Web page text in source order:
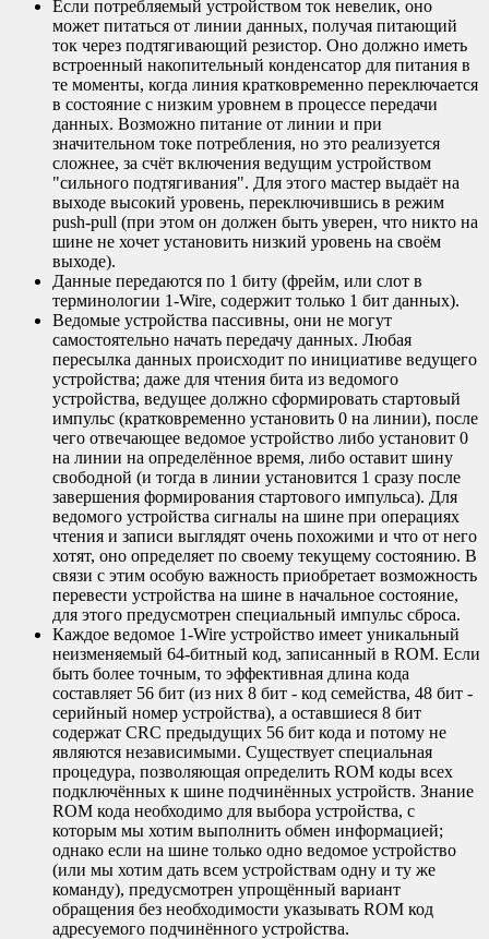
Если потребляемый устройством ток невелик, оно
может питаться от линии данных, получая питающий
ток через подтягивающий резистор. Оно должно иметь
встроенный накопительный конденсатор для питания в
те моменты, когда линия кратковременно переключается
в состояние с низким уровнем в процессе передачи
данных. Возможно питание от линии и при
значительном токе потребления, но это реализуется
сложнее, за счёт включения ведущим устройством
"сильного подтягивания". Для этого мастер выдаёт на
выходе высокий уровень, переключившись в режим
push-pull (при этом он должен быть уверен, что никто на
шине не хочет установить низкий уровень на своём
выходе).
Данные передаются по 1 биту (фрейм, или слот в
терминологии 1-Wire, содержит только 1 бит данных).
Ведомые устройства пассивны, они не могут
самостоятельно начать передачу данных. Любая
пересылка данных происходит по инициативе ведущего
устройства; даже для чтения бита из ведомого
устройства, ведущее должно сформировать стартовый
импульс (кратковременно установить 0 на линии), после
чего отвечающее ведомое устройство либо установит 0
на линии на определённое время, либо оставит шину
свободной (и тогда в линии установится 1 сразу после
завершения формирования стартового импульса). Для
ведомого устройства сигналы на шине при операциях
чтения и записи выглядят очень похожими и что от него
хотят, оно определяет по своему текущему состоянию. В
связи с этим особую важность приобретает возможность
перевести устройства на шине в начальное состояние,
для этого предусмотрен специальный импульс сброса.
Каждое ведомое 1-Wire устройство имеет уникальный
неизменяемый 64-битный код, записанный в ROM. Если
быть более точным, то эффективная длина кода
составляет 56 бит (из них 8 бит - код семейства, 48 бит -
серийный номер устройства), а оставшиеся 8 бит
содержат CRC предыдущих 56 бит кода и потому не
являются независимыми. Существует специальная
процедура, позволяющая определить ROM коды всех
подключённых к шине подчинённых устройств. Знание
ROM кода необходимо для выбора устройства, с
которым мы хотим выполнить обмен информацией;
однако если на шине только одно ведомое устройство
(или мы хотим дать всем устройствам одну и ту же
команду), предусмотрен упрощённый вариант
обращения без необходимости указывать ROM код
адресуемого подчинённого устройства.